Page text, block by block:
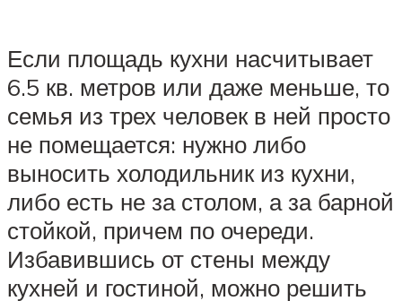
Если площадь кухни насчитывает
6.5 кв. метров или даже меньше, то
семья из трех человек в ней просто
не помещается: нужно либо
выносить холодильник из кухни,
либо есть не за столом, а за барной
стойкой, причем по очереди.
Избавившись от стены между
кухней и гостиной, можно решить